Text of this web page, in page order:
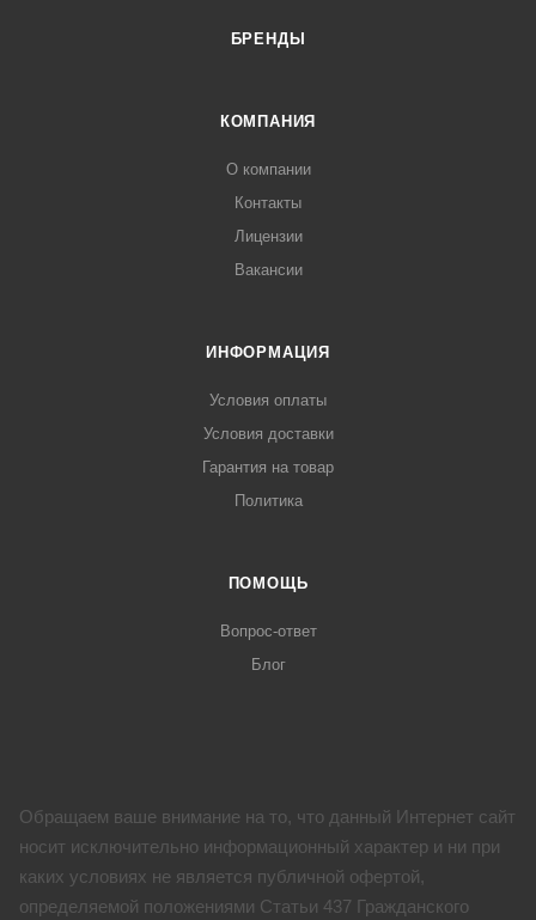
БРЕНДЫ
КОМПАНИЯ
О компании
Контакты
Лицензии
Вакансии
ИНФОРМАЦИЯ
Условия оплаты
Условия доставки
Гарантия на товар
Политика
ПОМОЩЬ
Вопрос-ответ
Блог
Обращаем ваше внимание на то, что данный Интернет сайт
носит исключительно информационный характер и ни при
каких условиях не является публичной офертой,
определяемой положениями Статьи 437 Гражданского